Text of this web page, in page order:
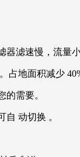
滤速慢，流量小
地面积减少
的需要。
动切换 。